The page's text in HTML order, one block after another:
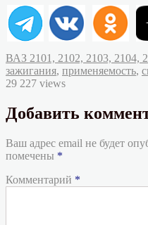
ВАЗ 2101, 2102, 2103, 2104,
зажигания, применяемость,
29 227 views
Добавить
Ваш адрес email не будет
помечены *
Комментарий *